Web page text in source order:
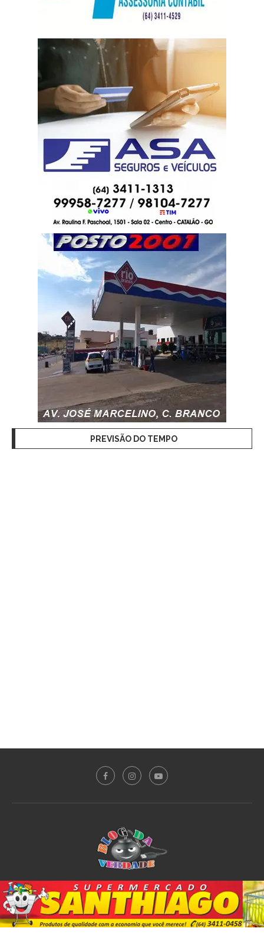
PREVISÃO DO TEMPO
Sobre o Blog Notícias Plantão Policial Acidente
Política
Esporte
@2020 - All Right Reserved. Designed and Developed byPortalDev